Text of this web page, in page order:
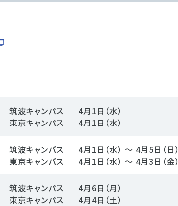
筑波キャンパス
4月1日（水）
東京キャンパス
4月1日（水）
筑波キャンパス
4月1日（水） ～ 4月5日（日
東京キャンパス
4月1日（水） ～ 4月3日（金
筑波キャンパス
4月6日（月）
東京キャンパス
4月4日（土）